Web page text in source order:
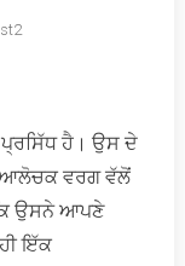
ਹੈ। ਉਸ ਦੇ
ਆਲੋਚਕ ਵਰਗ ਵੱਲੋਂ
ਉਸਨੇ ਆਪਣੇ
ਇੱਕ